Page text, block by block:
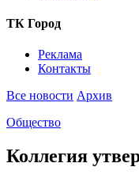
ТК Город
Реклама
Контакты
Все новости Архив
Общество
Коллегия